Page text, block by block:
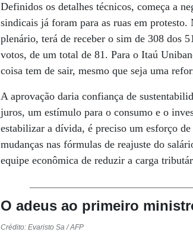
Definidos os detalhes técnicos, começa a
sindicais já foram para as ruas em
plenário, terá de receber o sim de 308 dos
votos, de um total de 81. Para o Itaú
coisa tem de sair, mesmo que seja uma
A aprovação daria confiança de
juros, um estímulo para o consumo e o
estabilizar a dívida, é preciso um esforço
mudanças nas fórmulas de reajuste do
equipe econômica de reduzir a carga
O adeus ao primeiro
Crédito: Evaristo Sa / AFP